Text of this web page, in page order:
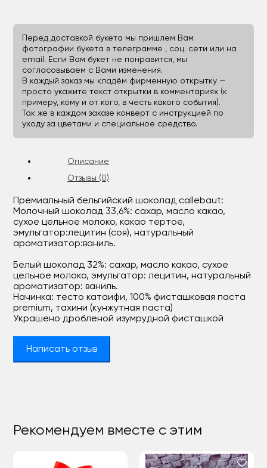
Перед доставкой букета мы пришлем Вам
фотографии букета в телеграмме , соц. сети или на
email. Если Вам букет не понравится, мы
согласовываем с Вами изменения.
В каждый заказ мы кладём фирменную открытку —
просто укажите текст открытки в комментариях (к
примеру, кому и от кого, в честь какого события).
Так же в каждом заказе конверт с инструкцией по
уходу за цветами и специальное средство.
Описание
Отзывы (0)
Премиальный бельгийский шоколад callebaut:
Молочный шоколад 33,6%: сахар, масло какао,
сухое цельное молоко, какао тертое,
эмульгатор:лецитин (соя), натуральный
ароматизатор:ваниль.
Белый шоколад 32%: сахар, масло какао, сухое
цельное молоко, эмульгатор: лецитин, натуральный
ароматизатор: ваниль.
Начинка: тесто катаифи, 100% фисташковая паста
premium, тахини (кунжутная паста)
Украшено дробленой изумрудной фисташкой
Написать отзыв
Рекомендуем вместе с этим